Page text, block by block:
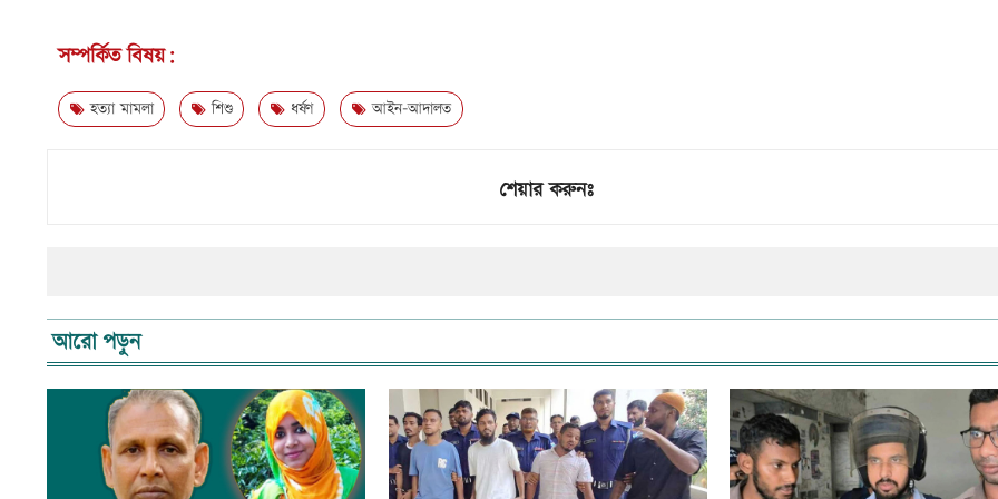
সম্পর্কিত বিষয়:
হত্যা মামলা শিশু ধর্ষণ আইন-আদালত
শেয়ার করুনঃ
আরো পড়ুন